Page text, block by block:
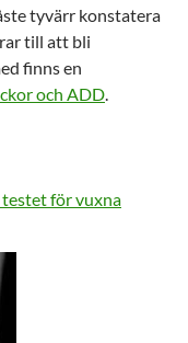
tyvärr konstatera
till att bli
finns en
och ADD
för vuxna